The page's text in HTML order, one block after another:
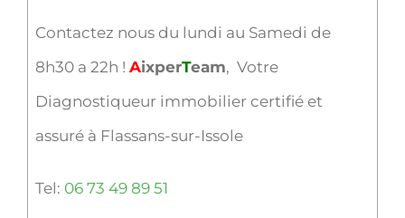
Contactez nous du lundi au Samedi de
8h30 a 22h ! AixperTeam, Votre
Diagnostiqueur immobilier certifié et
assuré à Flassans-sur-Issole
Tel: 06 73 49 89 51